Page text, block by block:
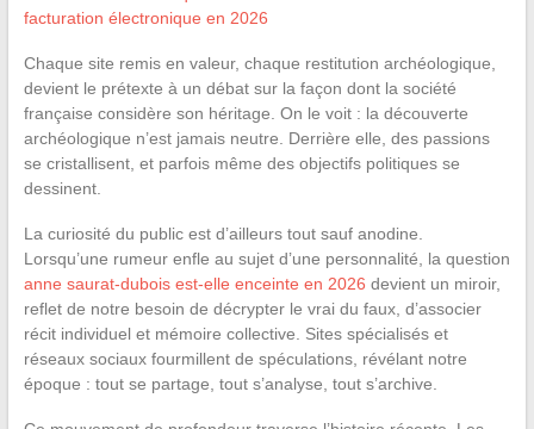
facturation électronique en 2026
Chaque site remis en valeur, chaque restitution archéologique,
devient le prétexte à un débat sur la façon dont la société
française considère son héritage. On le voit : la découverte
archéologique n’est jamais neutre. Derrière elle, des passions
se cristallisent, et parfois même des objectifs politiques se
dessinent.
La curiosité du public est d’ailleurs tout sauf anodine.
Lorsqu’une rumeur enfle au sujet d’une personnalité, la question
anne saurat-dubois est-elle enceinte en 2026 devient un miroir,
reflet de notre besoin de décrypter le vrai du faux, d’associer
récit individuel et mémoire collective. Sites spécialisés et
réseaux sociaux fourmillent de spéculations, révélant notre
époque : tout se partage, tout s’analyse, tout s’archive.